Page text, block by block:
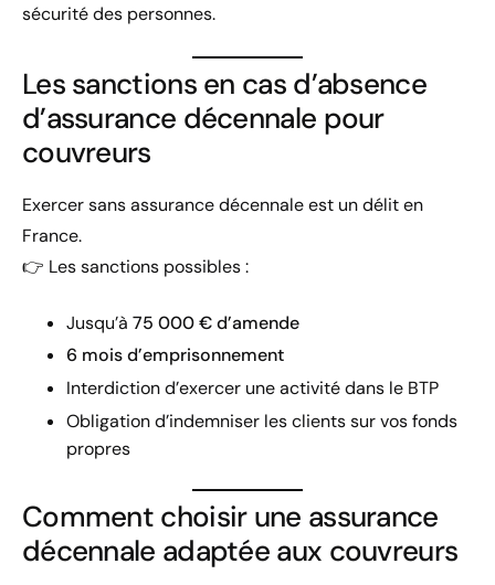
sécurité des personnes.
Les sanctions en cas d’absence
d’assurance décennale pour
couvreurs
Exercer sans assurance décennale est un délit en
France.
👉 Les sanctions possibles :
Jusqu’à 75 000 € d’amende
6 mois d’emprisonnement
Interdiction d’exercer une activité dans le BTP
Obligation d’indemniser les clients sur vos fonds
propres
Comment choisir une assurance
décennale adaptée aux couvreurs